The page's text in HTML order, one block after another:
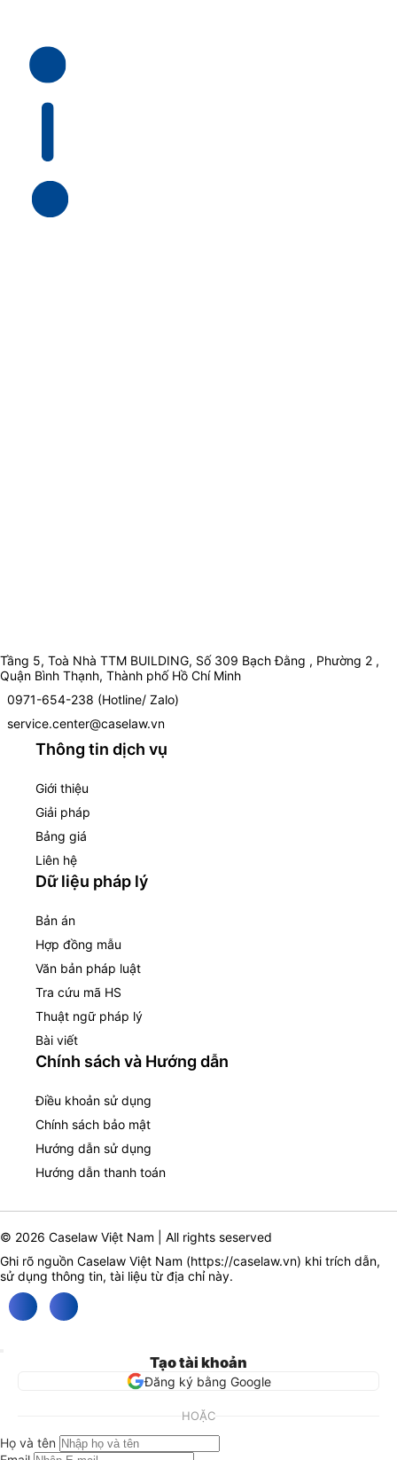
Tầng 5, Toà Nhà TTM BUILDING, Số 309 Bạch Đằng , Phường 2 ,
Quận Bình Thạnh, Thành phố Hồ Chí Minh
0971-654-238 (Hotline/ Zalo)
service.center@caselaw.vn
Thông tin dịch vụ
Giới thiệu
Giải pháp
Bảng giá
Liên hệ
Dữ liệu pháp lý
Bản án
Hợp đồng mẫu
Văn bản pháp luật
Tra cứu mã HS
Thuật ngữ pháp lý
Bài viết
Chính sách và Hướng dẫn
Điều khoản sử dụng
Chính sách bảo mật
Hướng dẫn sử dụng
Hướng dẫn thanh toán
© 2026 Caselaw Việt Nam | All rights seserved
Ghi rõ nguồn Caselaw Việt Nam (https://caselaw.vn) khi trích dẫn,
sử dụng thông tin, tài liệu từ địa chỉ này.
Tạo tài khoản
Đăng ký bằng Google
HOẶC
Họ và tên